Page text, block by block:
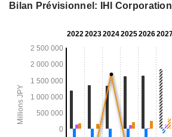
Bilan Prévisionnel: IHI Corporation